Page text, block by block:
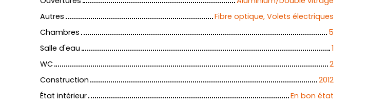
Autres
Fibre optique, Volets électriques
Chambres
5
Salle d'eau
1
WC
2
Construction
2012
État intérieur
En bon état